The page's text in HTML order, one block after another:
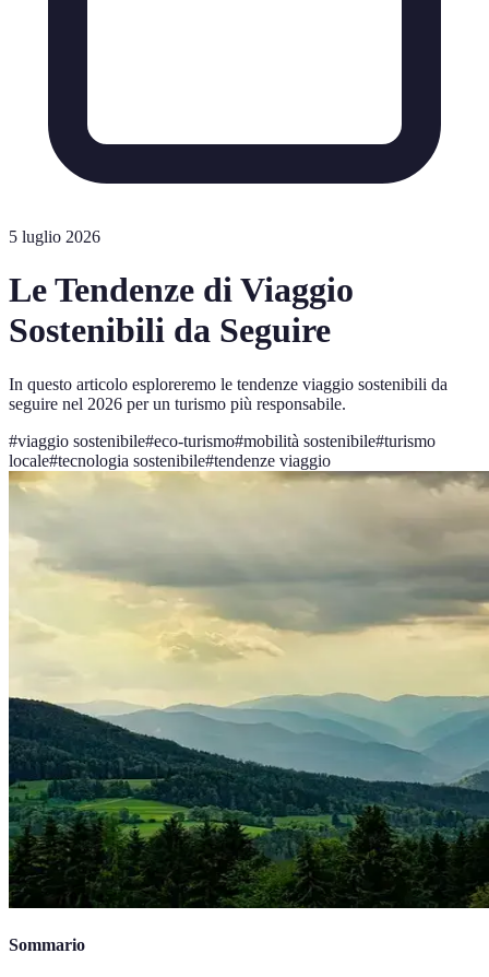
5 luglio 2026
Le Tendenze di Viaggio
Sostenibili da Seguire
In questo articolo esploreremo le tendenze viaggio sostenibili da
seguire nel 2026 per un turismo più responsabile.
#viaggio sostenibile#eco-turismo#mobilità sostenibile#turismo
locale#tecnologia sostenibile#tendenze viaggio
Sommario